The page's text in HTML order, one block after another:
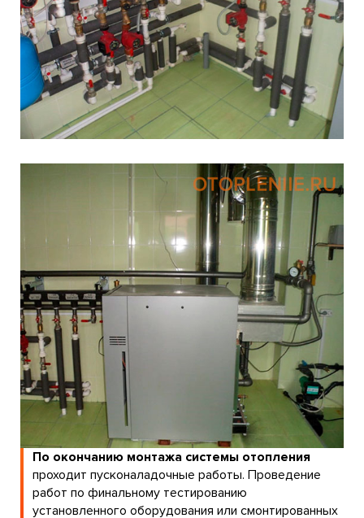
По окончанию монтажа системы отопления
проходит пусконаладочные работы. Проведение
работ по финальному тестированию
установленного оборудования или смонтированных